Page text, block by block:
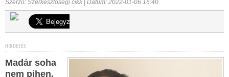
Szerző: Szerkesztőségi cikk | Dátum: 2022-01-06 16:40
HIRDETÉS
Madár soha
nem pihen.